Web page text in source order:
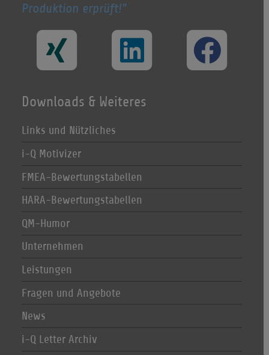
Produktion erprüft!
Downloads & Weiteres
Links und Nützliches
i-Q Motivizer
FMEA-Bewertungstabellen
HARA-Bewertungstabellen
QM-Humor
Unternehmen
Leistungen
Fragen und Angebote
News
i-Q Letter Archiv